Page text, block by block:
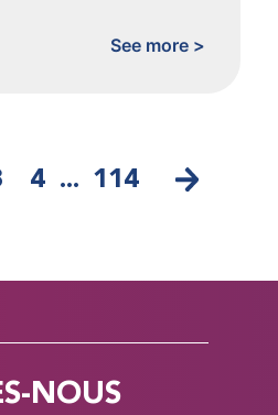
See more >
4 ... 114
NOUS